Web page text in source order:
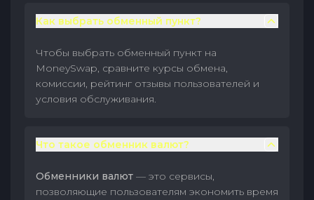
Как выбрать обменный пункт?
Чтобы выбрать обменный пункт на
MoneySwap, сравните курсы обмена,
комиссии, рейтинг отзывы пользователей и
условия обслуживания.
Что такое обменник валют?
Обменники валют — это сервисы,
позволяющие пользователям экономить время